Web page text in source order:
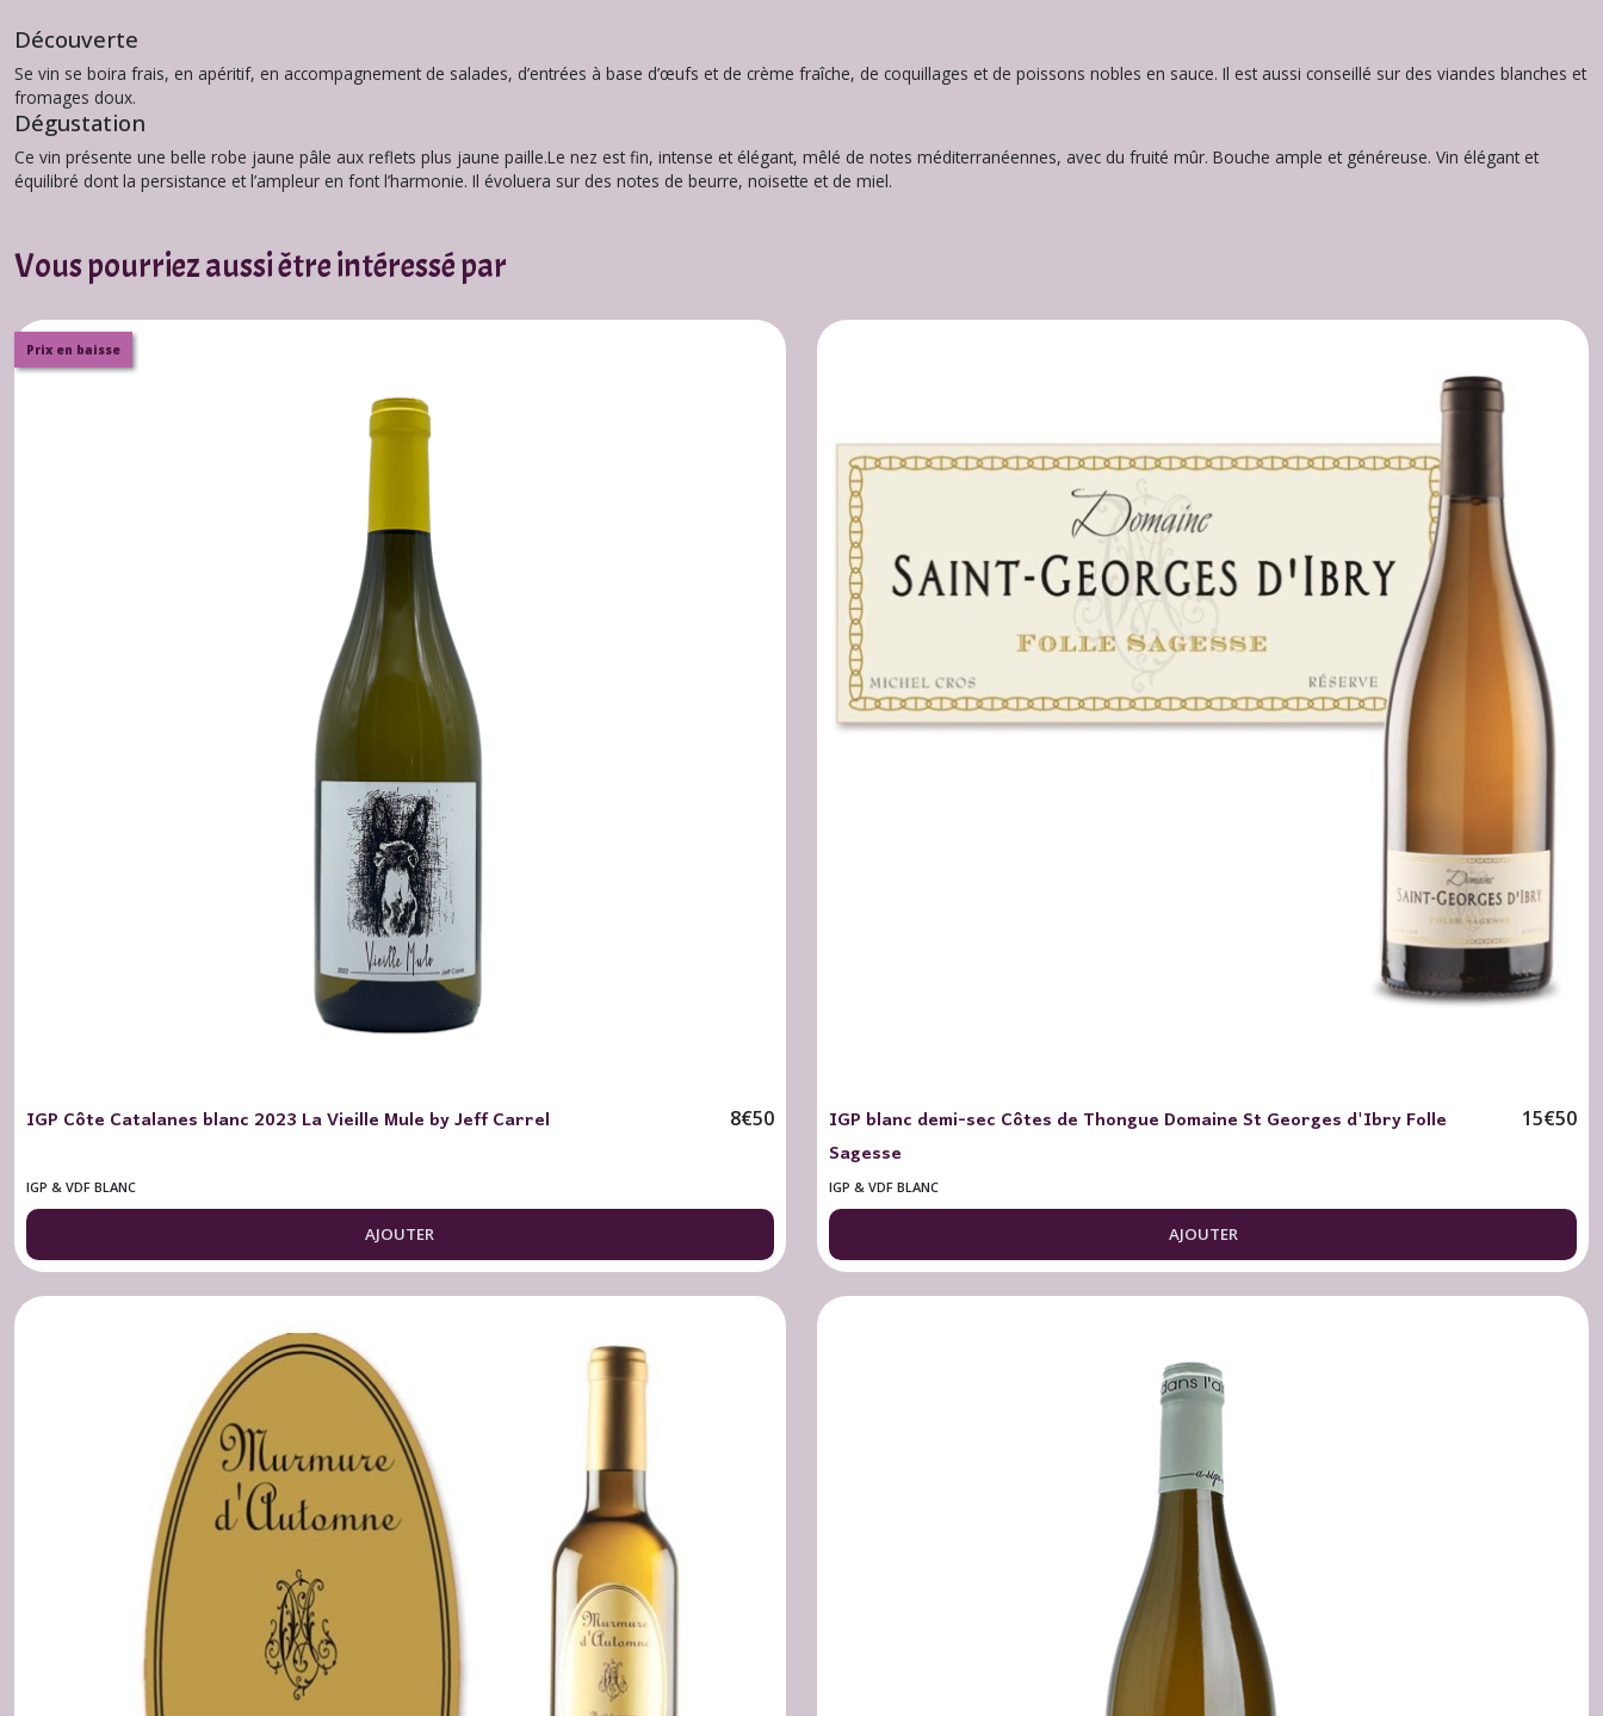
Découverte
Se vin se boira frais, en apéritif, en accompagnement de salades, d’entrées à base d’œufs et de crème fraîche, de coquillages et de poissons nobles en sauce. Il est aussi conseillé sur des viandes blanches et
fromages doux.
Dégustation
Ce vin présente une belle robe jaune pâle aux reflets plus jaune paille.Le nez est fin, intense et élégant, mêlé de notes méditerranéennes, avec du fruité mûr. Bouche ample et généreuse. Vin élégant et
équilibré dont la persistance et l’ampleur en font l’harmonie. Il évoluera sur des notes de beurre, noisette et de miel.
Vous pourriez aussi être intéressé par
Prix en baisse
IGP Côte Catalanes blanc 2023 La Vieille Mule by Jeff Carrel 8€50
IGP & VDF BLANC
AJOUTER
IGP blanc demi-sec Côtes de Thongue Domaine St Georges d'Ibry Folle
Sagesse
15€50
IGP & VDF BLANC
AJOUTER